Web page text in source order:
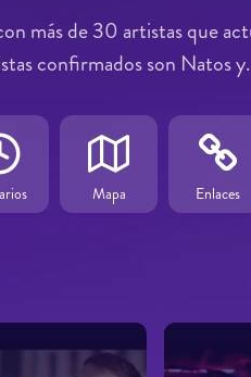
más de 30 artistas que
confirmados son Natos
Mapa Enlaces